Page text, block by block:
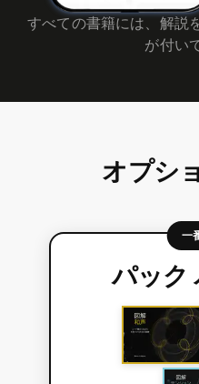
すべての書籍には、解説
が付い
オプシ
一
パック